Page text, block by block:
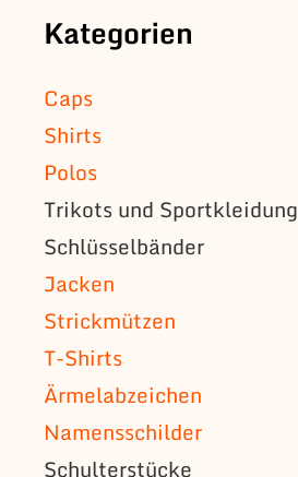
Kategorien
Caps
Shirts
Polos
Trikots und Sportkleidung
Schlüsselbänder
Jacken
Strickmützen
T-Shirts
Ärmelabzeichen
Namensschilder
Schulterstücke